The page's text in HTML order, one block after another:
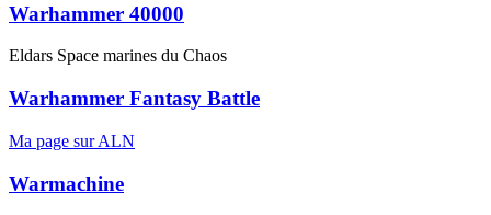
Warhammer 40000
Eldars Space marines du Chaos
Warhammer Fantasy Battle
Ma page sur ALN
Warmachine